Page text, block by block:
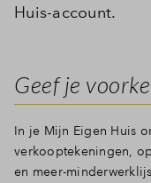
Huis-account.
Geef je
In je Mijn Eigen Huis
verkooptekeningen,
en meer-